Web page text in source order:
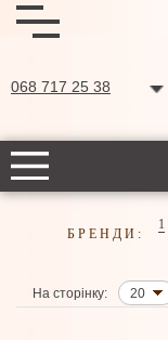
068 717 25 38
БРЕНДИ:
1
На сторінку: 20